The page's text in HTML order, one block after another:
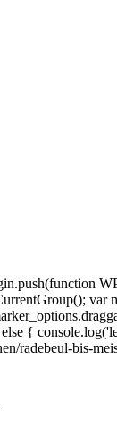
{
radebeul-bis-